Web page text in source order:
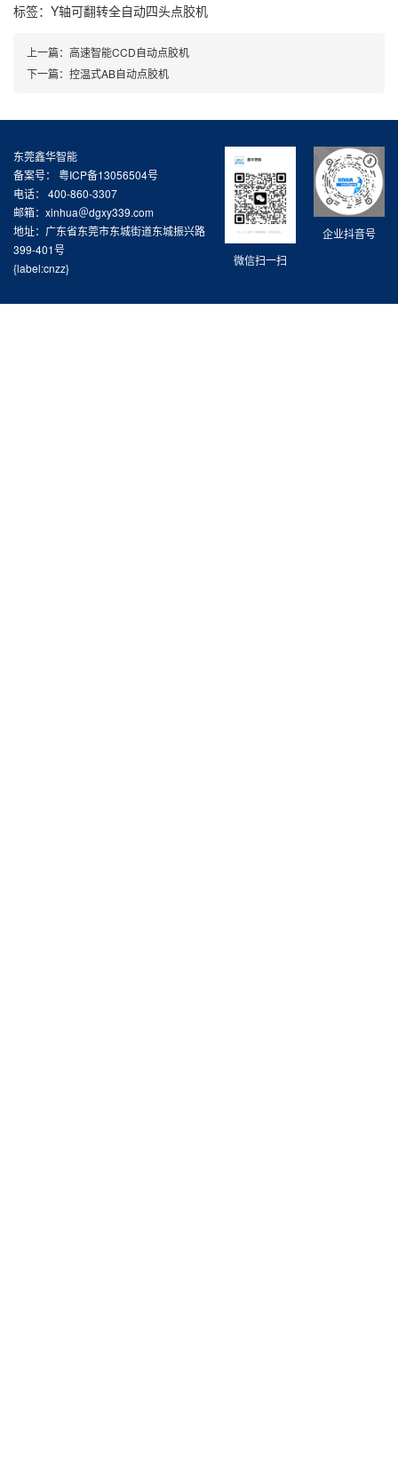
标签： Y轴可翻转全自动四头点胶机
上一篇： 高速智能CCD自动点胶机
下一篇： 控温式AB自动点胶机
企业抖音号
微信扫一扫
东莞鑫华智能
备案号： 粤ICP备13056504号
电话： 400-860-3307
邮箱：xinhua＠dgxy339.com
地址：广东省东莞市东城街道东城振兴路
399-401号
{label:cnzz}